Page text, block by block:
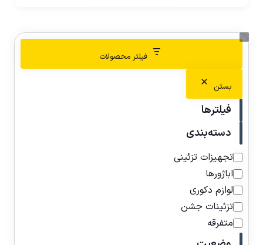
فیلتر محصولات
بستن
فیلترها
دسته‌بندی
تجهیزات تزئینی
اباژورها
لوازم دکوری
تزئینات جشن
متفرقه